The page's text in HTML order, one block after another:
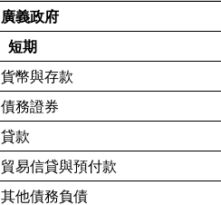
廣義政府
短期
貨幣與存款
債務證券
貸款
貿易信貸與預付款
其他債務負債